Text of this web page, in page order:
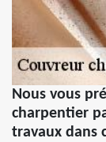
Nous vous
charpentier
travaux dans